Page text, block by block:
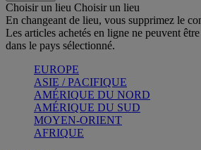
Choisir un lieu Choisir un lieu
En changeant de lieu, vous supprimez le
Les articles achetés en ligne ne peuvent
dans le pays sélectionné.
EUROPE
ASIE / PACIFIQUE
AMÉRIQUE DU NORD
AMÉRIQUE DU SUD
MOYEN-ORIENT
AFRIQUE